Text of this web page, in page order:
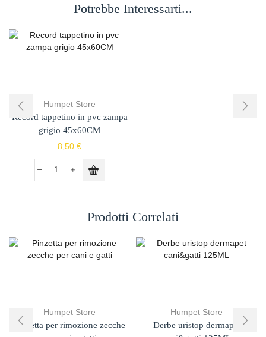
Potrebbe Interessarti...
Humpet Store
Record tappetino in pvc zampa
grigio 45x60CM
8,50 €
Prodotti Correlati
Humpet Store
Pinzetta per rimozione zecche
Humpet Store
Derbe uristop dermapet